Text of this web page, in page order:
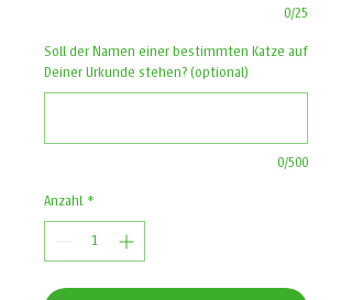
0/25
Soll der Namen einer bestimmten Katze auf
Deiner Urkunde stehen? (optional)
0/500
Anzahl *